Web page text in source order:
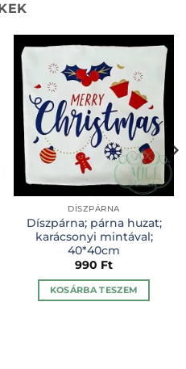
DÍSZPÁRNA
Díszpárna; párna huzat;
karácsonyi mintával;
40*40cm
990 Ft
KOSÁRBA TESZEM